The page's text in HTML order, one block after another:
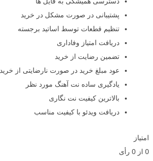
پشتیبانی در صورت مشکل در خرید
تنظیم قطعات توسط اساتید برجسته
دریافت امتیاز وفاداری
تضمین رضایت از خرید
عود مبلغ خرید در صورت نارضایتی از خرید
یادگیری ساده نت آهنگ مورد نظر
بالاترین کیفیت نت نگاری
دریافت ویدئو با کیفیت مناسب
امتیاز
0 از 0 رأی